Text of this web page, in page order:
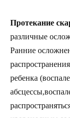
Протекание
различные
Ранние
ребенка